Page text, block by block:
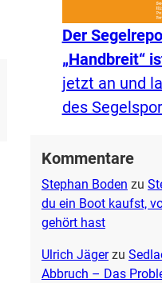
Der
„Handbreit“
jetzt an und
des
Kommentare
Stephan Boden zu
du ein Boot kaufst,
gehört hast
Ulrich Jägerzu
Abbruch – Das